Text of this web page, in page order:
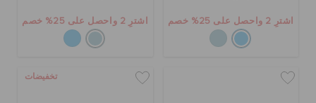
تسجيل الدخول / اشتراكاشترِ 2 واحصل على 25% خصم اشترِ 2 واحصل على 25% خصم
تخفيضات